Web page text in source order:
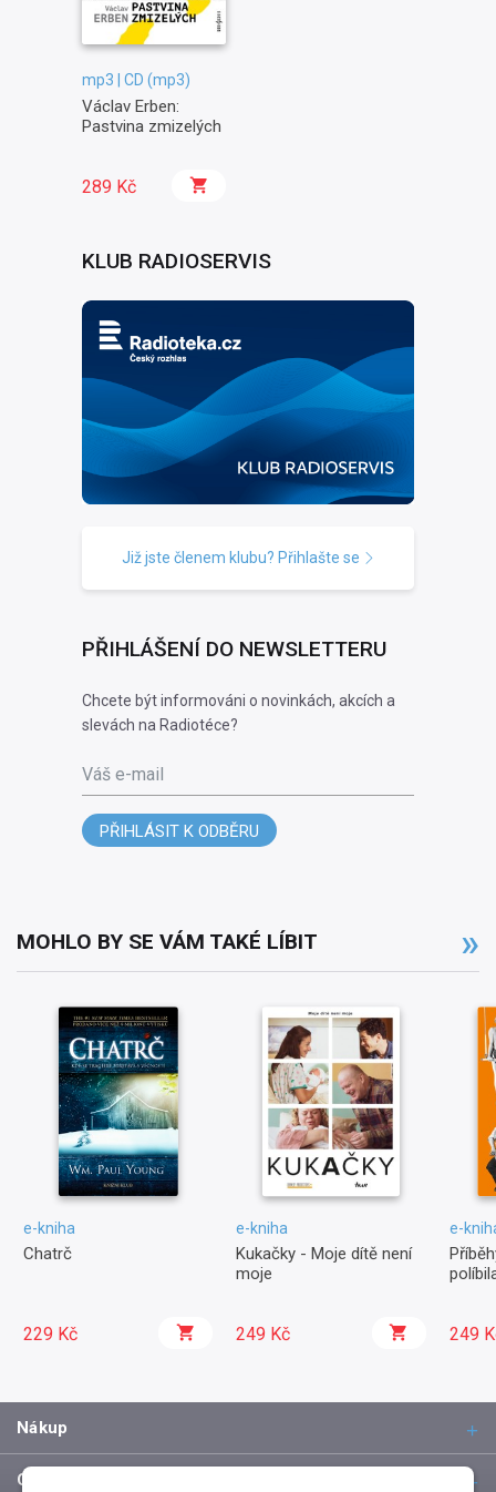
mp3 | CD (mp3)
Václav Erben:
Pastvina zmizelých
289 Kč
KLUB RADIOSERVIS
Již jste členem klubu? Přihlašte se
PŘIHLÁŠENÍ DO NEWSLETTERU
Chcete být informováni o novinkách, akcích a
slevách na Radiotéce?
Váš e-mail
PŘIHLÁSIT K ODBĚRU
MOHLO BY SE VÁM TAKÉ LÍBIT
e-kniha
Chatrč
229 Kč
e-kniha
Kukačky - Moje dítě není
moje
249 Kč
e-
249
Nákup
O společnosti